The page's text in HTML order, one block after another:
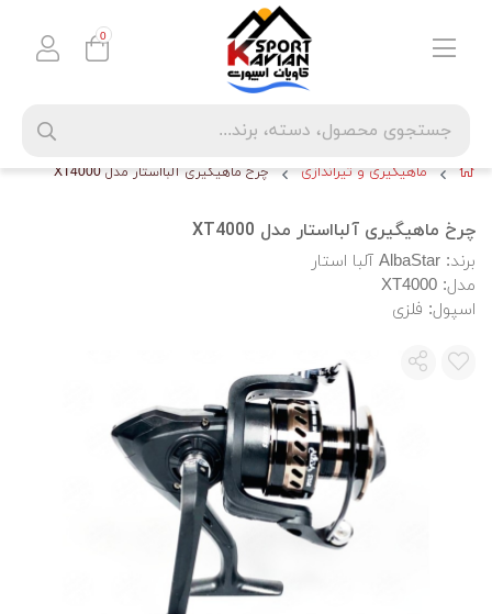
ماهیگیری و تیراندازی چرخ ماهیگیری آلبااستار مدل XT4000
چرخ ماهیگیری آلبااستار مدل XT4000
برند: AlbaStar آلبا استار
مدل: XT4000
اسپول: فلزی
0